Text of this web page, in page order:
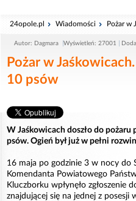
24opole.pl Wiadomości Pożar w
Autor: Dagmara Wyświetleń: 27001
Pożar w
10 psów
W Jaśkowicach doszło do pożaru
psów. Ogień był już w pełni
16 maja po godzinie 3 w nocy do
Komendanta Powiatowego
Kluczborku wpłynęło zgłoszenie
znajdującej się na jednej z posesji